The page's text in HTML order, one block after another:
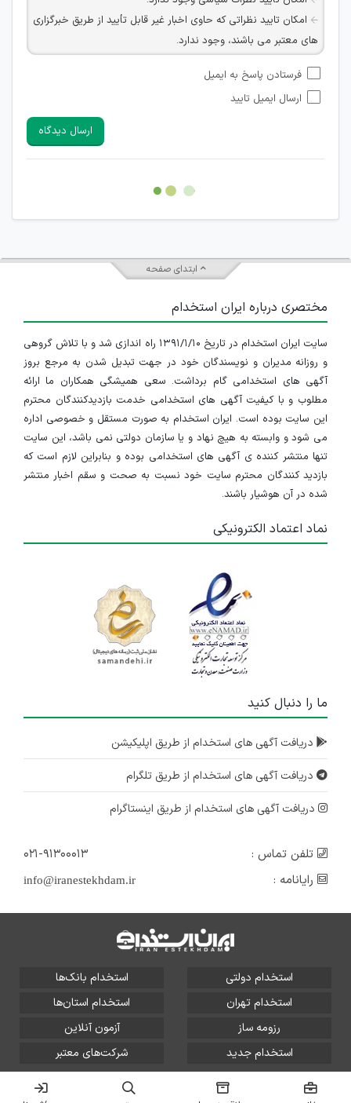
امکان تایید نظراتی که حاوی اخبار غیر قابل تأیید از طریق خبرگزاری
های معتبر می باشند، وجود ندارد.
شبکه های مجازی ارتباطی می باشند وجود ندارد.
امکان تأیید نظرات کاربرانی که به هر طریقی قصد مأیوس کردن
هرگونه تحریک، تحقیر و کنایه به سایر افراد (مسئول و غیر مسئول)
غیر مجاز می باشد.
امکان هماهنگی برای هرگونه ملاقات حضوری چه به صورت دسته
فرستادن پاسخ به ایمیل
ارسال ایمیل تایید
ارسال دیدگاه
ابتدای صفحه
مختصری درباره ایران استخدام
سایت ایران استخدام در تاریخ ۱۳۹۱/۱/۱۰ راه اندازی شد و با تلاش گروهی
و روزانه مدیران و نویسندگان خود در جهت تبدیل شدن به مرجع بروز
آگهی های استخدامی گام برداشت. سعی همیشگی همکاران ما ارائه
مطلوب و با کیفیت آگهی های استخدامی خدمت بازدیدکنندگان محترم
این سایت بوده است. ایران استخدام به صورت مستقل و خصوصی اداره
می شود و وابسته به هیچ نهاد و یا سازمان دولتی نمی باشد، این سایت
تنها منتشر کننده ی آگهی های استخدامی بوده و بنابراین لازم است که
بازدید کنندگان محترم سایت خود نسبت به صحت و سقم اخبار منتشر
شده در آن هوشیار باشند.
نماد اعتماد الکترونیکی
ما را دنبال کنید
دریافت آگهی های استخدام از طریق اپلیکیشن
دریافت آگهی های استخدام از طریق تلگرام
دریافت آگهی های استخدام از طریق اینستاگرام
تلفن تماس :
۰۲۱-۹۱۳۰۰۰۱۳
رایانامه :
info@iranestekhdam.ir
استخدام دولتی
استخدام بانک‌ها
استخدام تهران
استخدام استان‌ها
رزومه ساز
آزمون آنلاین
استخدام جدید
شرکت‌های معتبر
تمامی حقوق این سایت برای آلتین سیستم محفوظ است و هر
گونه سوءاستفاده از آن پیگرد قانونی دارد.